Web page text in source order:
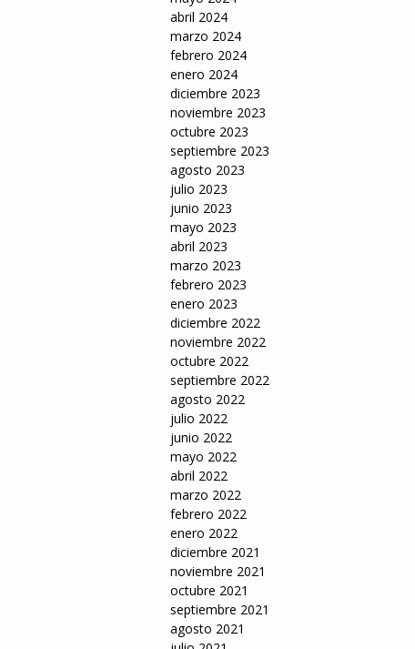
abril 2024
marzo 2024
febrero 2024
enero 2024
diciembre 2023
noviembre 2023
octubre 2023
septiembre 2023
agosto 2023
julio 2023
junio 2023
mayo 2023
abril 2023
marzo 2023
febrero 2023
enero 2023
diciembre 2022
noviembre 2022
octubre 2022
septiembre 2022
agosto 2022
julio 2022
junio 2022
mayo 2022
abril 2022
marzo 2022
febrero 2022
enero 2022
diciembre 2021
noviembre 2021
octubre 2021
septiembre 2021
agosto 2021